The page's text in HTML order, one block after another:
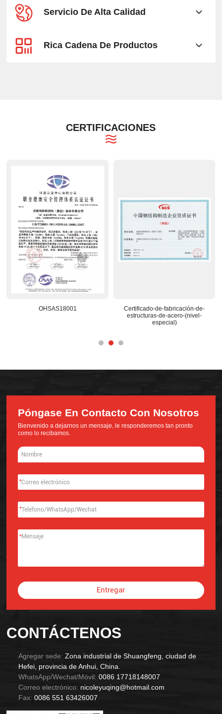
Servicio De Alta Calidad
Rica Cadena De Productos
CERTIFICACIONES
Certificado-de-fabricación-de-
Centro-de-I+D-reconocido-a-
nacional
CONTÁCTENOS
Agregar sede: Zona industrial de Shuangfeng, ciudad de
Hefei, provincia de Anhui, China.
WhatsApp/Wechat/Móvil: 0086 17718148007
Correo electrónico: nicoleyuqing@hotmail.com
Fax: 0086 551 63426007
Póngase En Contacto Con Nosotros
Bienvenido a dejarnos un mensaje, le responderemos tan pronto
como lo recibamos.
*
*
*
Entregar